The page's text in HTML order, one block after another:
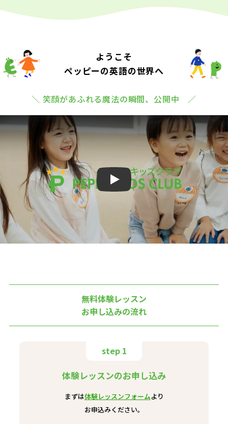
ようこそ
ペッピーの英語の世界へ
＼ 笑顔があふれる魔法の瞬間、公開中 ／
Play
無料体験レッスン
お申し込みの流れ
step 1
体験レッスンのお申し込み
まずは体験レッスンフォームより
お申込みください。